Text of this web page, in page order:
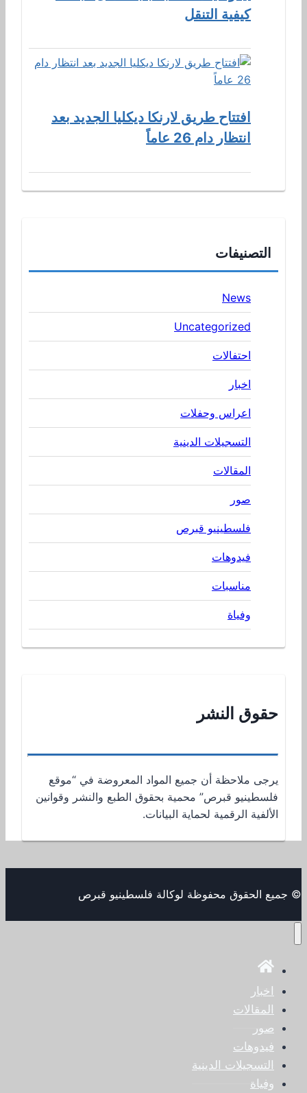
كيفية التنقل
افتتاح طريق لارنكا ديكليا الجديد بعد
انتظار دام 26 عاماً
التصنيفات
News
Uncategorized
احتفالات
اخبار
اعراس وحفلات
التسجيلات الدينية
المقالات
صور
فلسطينيو قبرص
فيدوهات
مناسبات
وفياة
حقوق النشر
يرجى ملاحظة أن جميع المواد المعروضة في “موقع
فلسطينيو قبرص” محمية بحقوق الطبع والنشر وقوانين
الألفية الرقمية لحماية البيانات.
© جميع الحقوق محفوظة لوكالة فلسطينيو قبرص
اخبار
المقالات
صور
فيدوهات
التسجيلات الدينية
وفياة